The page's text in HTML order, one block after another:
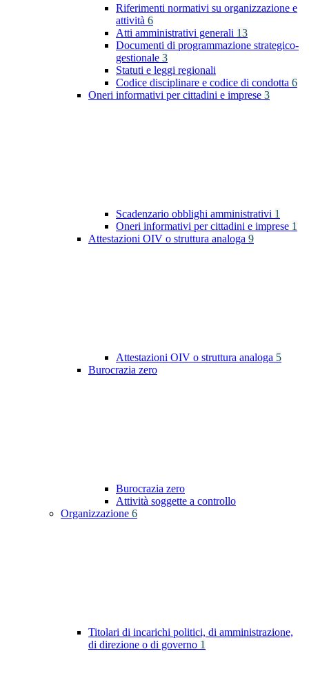
Riferimenti normativi su organizzazione e
attività 6
Atti amministrativi generali 13
Documenti di programmazione strategico-
gestionale 3
Statuti e leggi regionali
Codice disciplinare e codice di condotta 6
Oneri informativi per cittadini e imprese 3
Scadenzario obblighi amministrativi 1
Oneri informativi per cittadini e imprese 1
Attestazioni OIV o struttura analoga 9
Attestazioni OIV o struttura analoga 5
Burocrazia zero
Burocrazia zero
Attività soggette a controllo
Organizzazione 6
Titolari di incarichi politici, di amministrazione,
di direzione o di governo 1